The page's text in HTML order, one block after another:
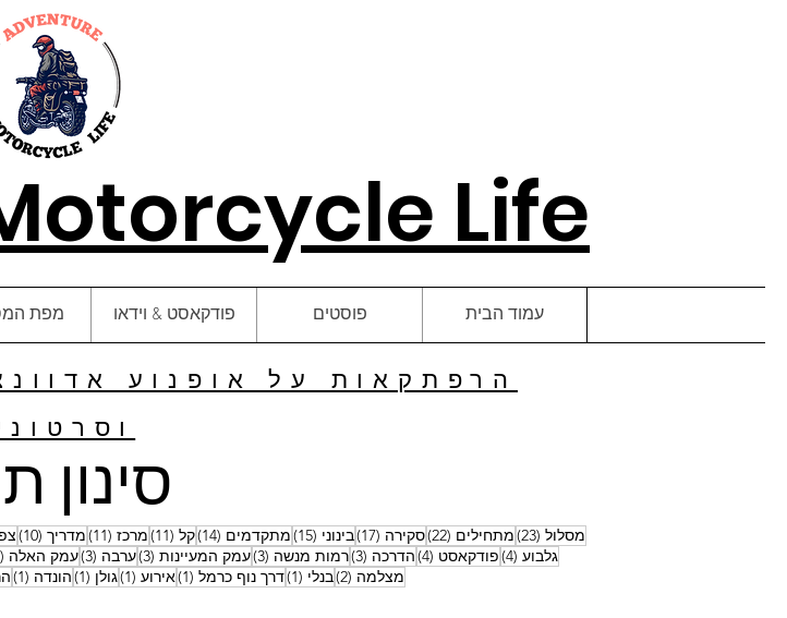
Life
מפת פודקאסט & וידאו פוסטים עמוד הבית
הרפתקאות על אופנוע
סינון
מסלול (23) 23 פוסטים
מתחילים (22) 22 פוסטים
סקירה (17) 17 פוסטים
בינוני (15) 15 פוסטים
מתקדמים (14) 14 פוסטים
קל (11) 11 פוסטים
מרכז (11) 11 פוסטים
מדריך (10) 10 פוסטים
גלבוע (4) 4 פוסטיםפודקאסט (4) 4 פוסטיםהדרכה (3) 3 פוסטיםרמות מנשה (3) 3 פוסטיםעמק המעיינות (3) 3 פוסטיםערבה (3) 3 פוסטיםעמק האלה (2)
מצלמה (2) 2 פוסטיםבנלי (1) פוסט 1
דרך נוף כרמל (1) פוסט 1
אירוע (1) פוסט 1
גולן (1) פוסט 1
הונדה (1)